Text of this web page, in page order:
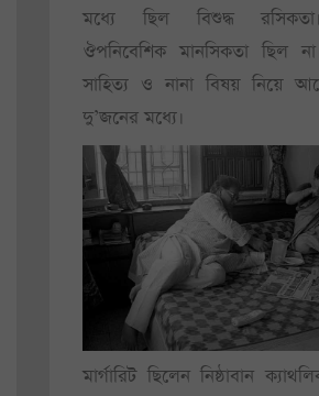
মধ্যে ছিল বিশুদ্ধ
ঔপনিবেশিক মানসিকতা ছিল
সাহিত্য ও নানা বিষয় নিয়ে
দু’জনের মধ্যে।
মার্গারিট ছিলেন নিষ্ঠাবান